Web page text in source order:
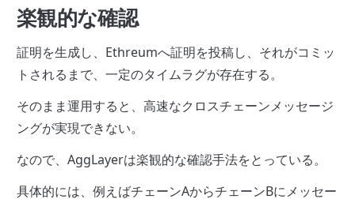
楽観的な確認
証明を生成し、Ethreumへ証明を投稿し、それがコミッ
トされるまで、一定のタイムラグが存在する。
そのまま運用すると、高速なクロスチェーンメッセージ
ングが実現できない。
なので、AggLayerは楽観的な確認手法をとっている。
具体的には、例えばチェーンAからチェーンBにメッセー